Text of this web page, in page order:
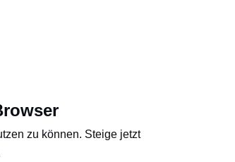
zu können. Steige jetzt